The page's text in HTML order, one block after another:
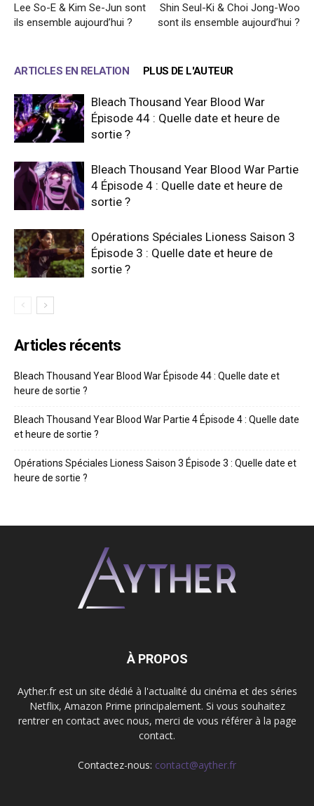
Lee So-E & Kim Se-Jun sont
ils ensemble aujourd’hui ?
Shin Seul-Ki & Choi Jong-Woo
sont ils ensemble aujourd’hui ?
ARTICLES EN RELATION PLUS DE L'AUTEUR
Bleach Thousand Year Blood War
Épisode 44 : Quelle date et heure de
sortie ?
Bleach Thousand Year Blood War Partie
4 Épisode 4 : Quelle date et heure de
sortie ?
Opérations Spéciales Lioness Saison 3
Épisode 3 : Quelle date et heure de
sortie ?
Articles récents
Bleach Thousand Year Blood War Épisode 44 : Quelle date et
heure de sortie ?
Bleach Thousand Year Blood War Partie 4 Épisode 4 : Quelle date
et heure de sortie ?
Opérations Spéciales Lioness Saison 3 Épisode 3 : Quelle date et
heure de sortie ?
À PROPOS
Ayther.fr est un site dédié à l'actualité du cinéma et des séries
Netflix, Amazon Prime principalement. Si vous souhaitez
rentrer en contact avec nous, merci de vous référer à la page
contact.
Contactez-nous: contact@ayther.fr